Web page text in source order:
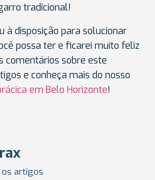
tradicional!
à disposição para solucionar
possa ter e ficarei muito feliz
comentários sobre este
e conheça mais do nosso
em Belo Horizonte!
artigos